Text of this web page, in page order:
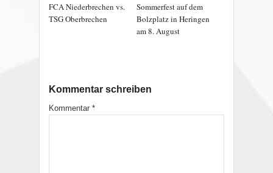
FCA Niederbrechen vs.
TSG Oberbrechen
Sommerfest auf dem
Bolzplatz in Heringen
am 8. August
Kommentar schreiben
Kommentar *